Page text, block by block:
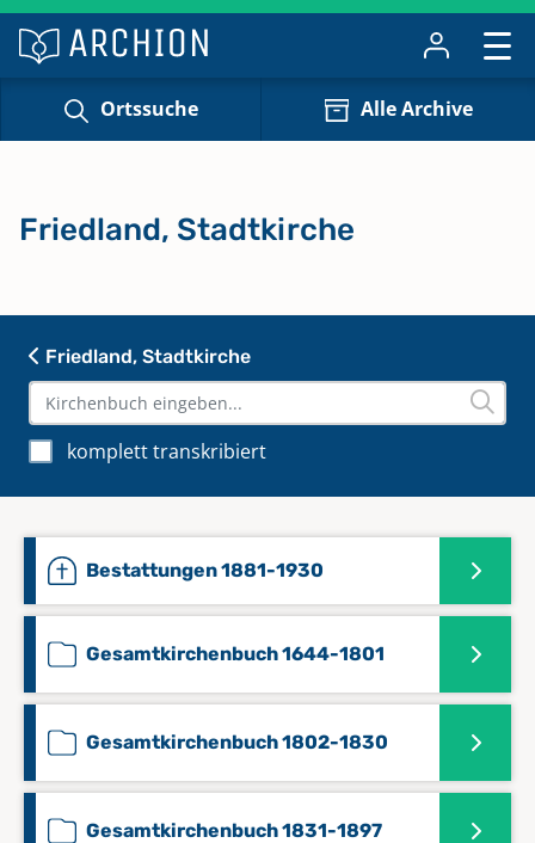
Ortssuche Alle Archive
Friedland, Stadtkirche
komplett transkribiert
Bestattungen 1881-1930
Gesamtkirchenbuch 1644-1801
Gesamtkirchenbuch 1802-1830
Gesamtkirchenbuch 1831-1897
Friedland, Stadtkirche